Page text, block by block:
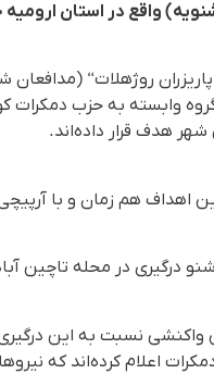
واقع در استان ارومیە
این گروه وابستە بە حزب
هدف قرار دادەاند.
اهداف هم زمان و با آرپیچی
درگیری در محلە تاچین
واکنشی نسبت بە این
اعلام کردەاند کە